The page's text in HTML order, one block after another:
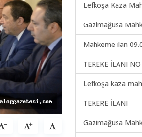
Lefkoşa Kaza
Gazimağusa
Mahkeme ilan
TEREKE İLANI
Lefkoşa kaza
TEKERE İLANI
Gazimağusa